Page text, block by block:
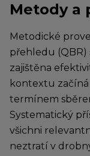
Metody a
Metodické
přehledu (QBR)
zajištěna
kontextu
termínem
Systematický
všichni
neztratí v